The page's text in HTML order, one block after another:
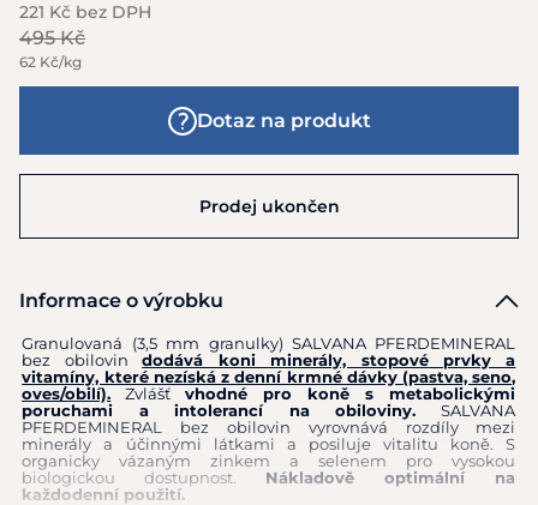
221 Kč bez DPH
495 Kč
62 Kč/kg
Dotaz na produkt
Prodej ukončen
Informace o výrobku
Granulovaná (3,5 mm granulky) SALVANA PFERDEMINERAL
bez obilovindodává koni minerály, stopové prvky a
vitamíny, které nezíská z denní krmné dávky (pastva, seno,
oves/obilí). Zvlášťvhodné pro koně s metabolickými
poruchami a intolerancí na obiloviny.
SALVANA
PFERDEMINERAL bez obilovin vyrovnává rozdíly mezi
minerály a účinnými látkami a posiluje vitalitu koně. S
organicky vázaným zinkem a selenem pro vysokou
biologickou dostupnost. Nákladově optimální na
každodenní použití.